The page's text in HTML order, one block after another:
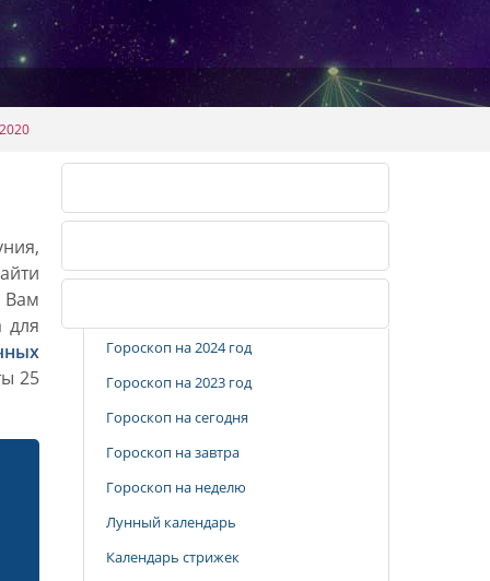
Вам
для
25
Гороскоп на 2024 год
Гороскоп на 2023 год
Гороскоп на сегодня
Гороскоп на завтра
Гороскоп на неделю
Лунный календарь
Календарь стрижек